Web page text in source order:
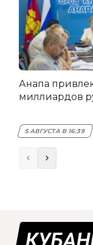
Анапа
миллиардов
5 АВГУСТА В 16:39